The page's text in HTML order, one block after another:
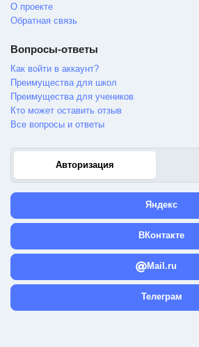
О проекте
Обратная связь
Вопросы-ответы
Как войти в аккаунт?
Преимущества для школ
Преимущества для учеников
Кто может оставить отзыв
Все вопросы и ответы
Авторизация
Яндекс
ВКонтакте
Mail.ru
Телеграм